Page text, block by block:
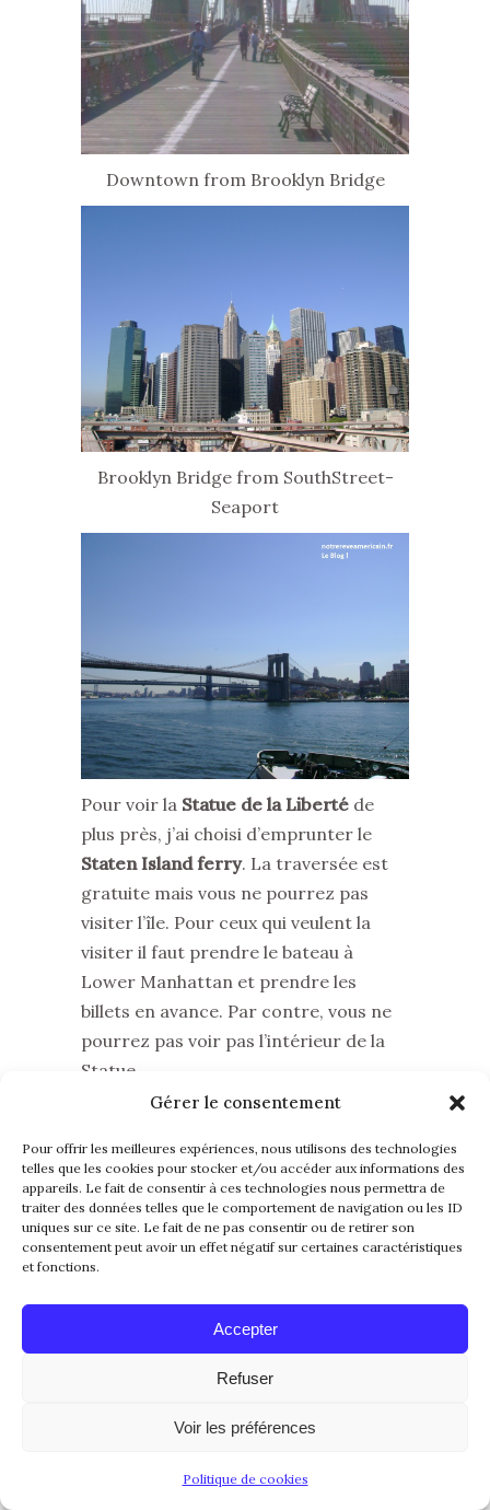
Gérer le consentement
Pour offrir les meilleures expériences, nous utilisons des technologies
telles que les cookies pour stocker et/ou accéder aux informations des
appareils. Le fait de consentir à ces technologies nous permettra de
traiter des données telles que le comportement de navigation ou les ID
uniques sur ce site. Le fait de ne pas consentir ou de retirer son
consentement peut avoir un effet négatif sur certaines caractéristiques
et fonctions.
Accepter
Refuser
Voir les préférences
Politique de cookies
Downtown from Brooklyn Bridge
Brooklyn Bridge from SouthStreet-
Seaport
Pour voir la Statue de la Liberté de
plus près, j’ai choisi d’emprunter le
Staten Island ferry. La traversée est
gratuite mais vous ne pourrez pas
visiter l’île. Pour ceux qui veulent la
visiter il faut prendre le bateau à
Lower Manhattan et prendre les
billets en avance. Par contre, vous ne
pourrez pas voir pas l’intérieur de la
Statue.
Manhattan from ferry